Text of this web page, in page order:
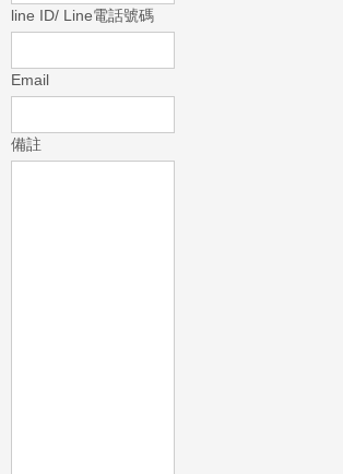
line ID/ Line電話號碼
Email
備註